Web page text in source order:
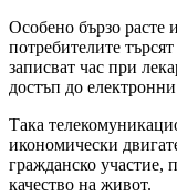
Особено бързо расте
потребителите
записват час при
достъп до
Така
икономически
гражданско участие,
качество на живот.